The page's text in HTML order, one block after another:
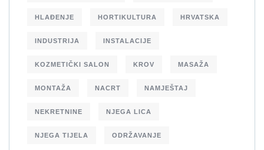
HLAĐENJE HORTIKULTURA HRVATSKA
INDUSTRIJA INSTALACIJE
KOZMETIČKI SALON KROV MASAŽA
MONTAŽA NACRT NAMJEŠTAJ
NEKRETNINE NJEGA LICA
NJEGA TIJELA ODRŽAVANJE